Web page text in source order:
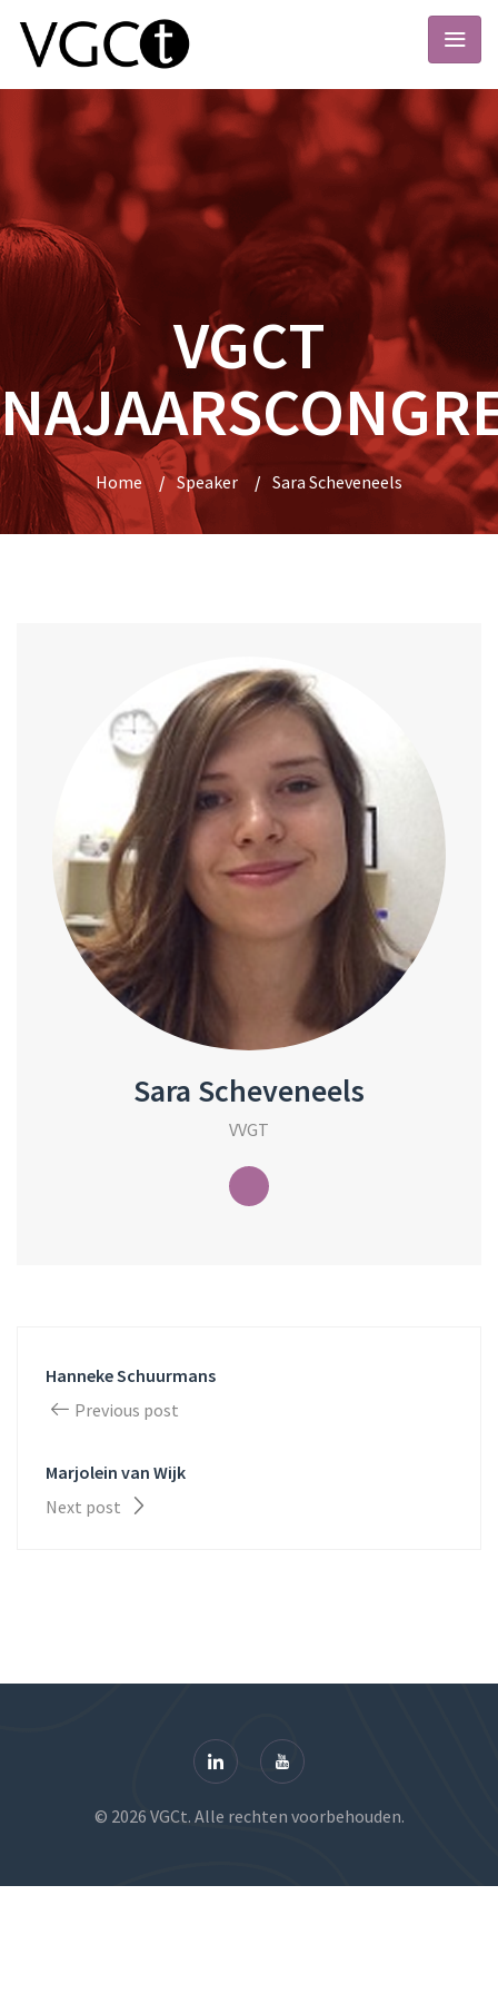
VGCT
Home / Speaker / Sara Scheveneels
Sara Scheveneels
VVGT
Hanneke Schuurmans
Previous post
Marjolein van Wijk
Next post
© 2026 VGCt. Alle rechten voorbehouden.